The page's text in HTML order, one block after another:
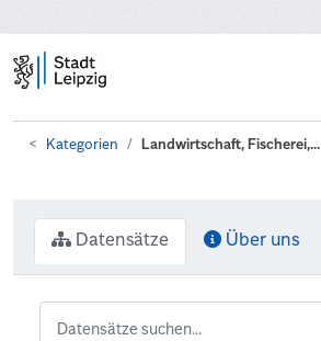
Kategorien Landwirtschaft, Fischerei,...
Datensätze Über uns